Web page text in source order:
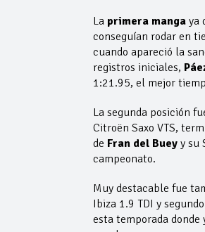
Laprimera mangaya
conseguían rodar en
cuando apareció la
registros iniciales,
1:21.95, el mejor
La segunda posición
Citroën Saxo VTS,
de Fran del Bueyy su
campeonato.
Muy destacable fue
Ibiza 1.9 TDI y
esta temporada